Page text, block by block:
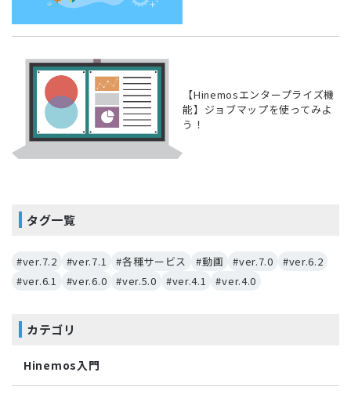
【Hinemosエンタープライズ機
能】ジョブマップを使ってみよ
う！
タグ一覧
#ver.7.2 #ver.7.1 #各種サービス #動画 #ver.7.0
#ver.6.2
#ver.6.1
#ver.6.0 #ver.5.0 #ver.4.1 #ver.4.0
カテゴリ
Hinemos入門